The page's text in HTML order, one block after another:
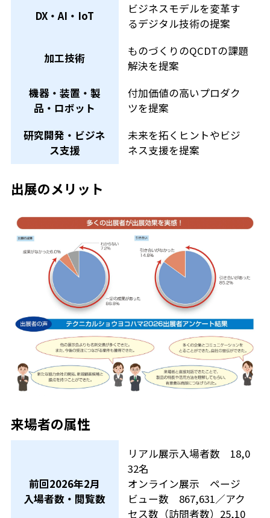
DX・AI・IoT
ビジネスモデルを変革す
るデジタル技術の提案
加工技術
ものづくりのQCDTの課題
解決を提案
機器・装置・製
品・ロボット
付加価値の高いプロダク
ツを提案
研究開発・ビジネ
ス支援
未来を拓くヒントやビジ
ネス支援を提案
出展のメリット
来場者の属性
前回2026年2月
入場者数・閲覧数
リアル展示入場者数 18,0
32名
オンライン展示 ページ
ビュー数 867,631／アク
セス数（訪問者数）25,10